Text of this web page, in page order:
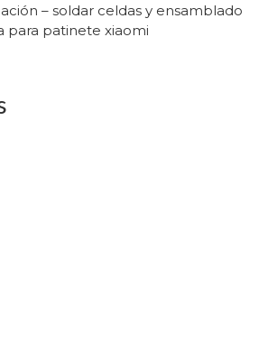
– soldar celdas y ensamblado
para patinete xiaomi